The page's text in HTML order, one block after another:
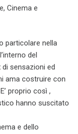
Cinema e
particolare nella
del
di sensazioni ed
ama costruire con
proprio così ,
hanno suscitato
e dello